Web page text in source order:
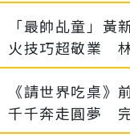
「最帥乩童」黃
火技巧超敬業
《請世界吃桌》
千千奔走圓夢